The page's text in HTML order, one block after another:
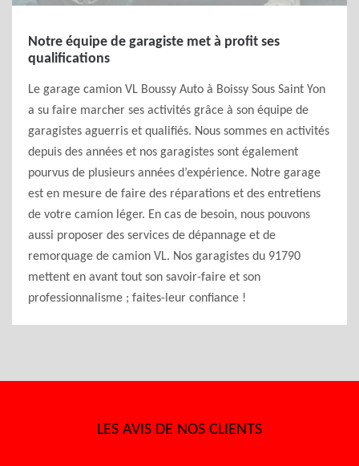
Notre équipe de garagiste met à profit ses
qualifications
Le garage camion VL Boussy Auto à Boissy Sous Saint Yon
a su faire marcher ses activités grâce à son équipe de
garagistes aguerris et qualifiés. Nous sommes en activités
depuis des années et nos garagistes sont également
pourvus de plusieurs années d’expérience. Notre garage
est en mesure de faire des réparations et des entretiens
de votre camion léger. En cas de besoin, nous pouvons
aussi proposer des services de dépannage et de
remorquage de camion VL. Nos garagistes du 91790
mettent en avant tout son savoir-faire et son
professionnalisme ; faites-leur confiance !
LES AVIS DE NOS CLIENTS